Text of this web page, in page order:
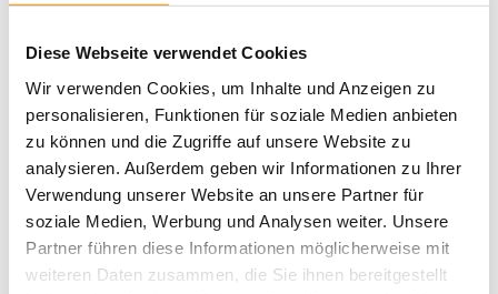
Diese Webseite verwendet Cookies
Wir verwenden Cookies, um Inhalte und Anzeigen zu
personalisieren, Funktionen für soziale Medien anbieten
zu können und die Zugriffe auf unsere Website zu
analysieren. Außerdem geben wir Informationen zu Ihrer
Verwendung unserer Website an unsere Partner für
soziale Medien, Werbung und Analysen weiter. Unsere
Partner führen diese Informationen möglicherweise mit
weiteren Daten zusammen, die Sie ihnen bereitgestellt
GAMESCOM IN KÖLN
KÖLNER BIERBÖRSE
share share